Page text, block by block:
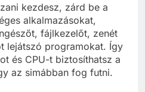
kezdesz, zárd be a
alkalmazásokat,
fájlkezelőt, zenét
lejátszó programokat. Így
és CPU-t biztosíthatsz a
az simábban fog futni.